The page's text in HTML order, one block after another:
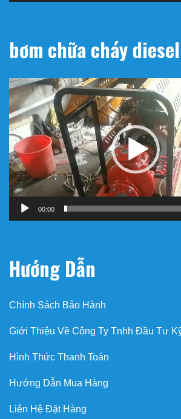
bơm chữa cháy diesel
Trình
chơi
Video
00:00
Hướng Dẫn
Chính Sách Bảo Hành
Giới Thiệu Về Công Ty Tnhh Đầu Tư
Hình Thức Thanh Toán
Hướng Dẫn Mua Hàng
Liên Hệ Đặt Hàng